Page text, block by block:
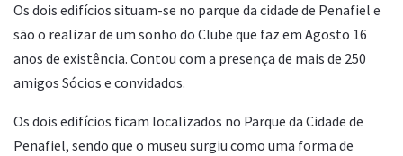
Os dois edifícios situam-se no parque da cidade de Penafiel e
são o realizar de um sonho do Clube que faz em Agosto 16
anos de existência. Contou com a presença de mais de 250
amigos Sócios e convidados.
Os dois edifícios ficam localizados no Parque da Cidade de
Penafiel, sendo que o museu surgiu como uma forma de